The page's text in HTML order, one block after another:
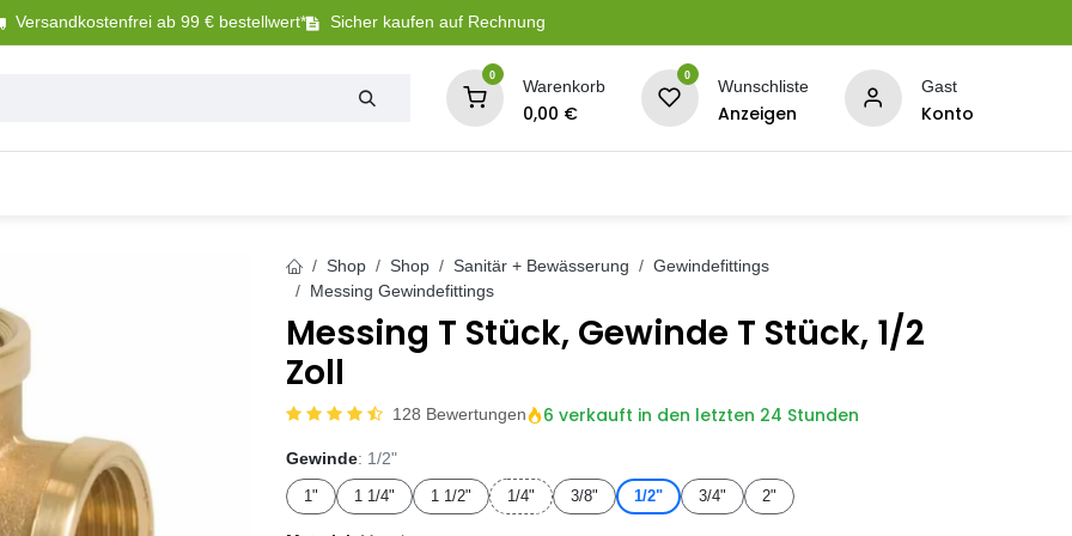
Versandkostenfrei ab 99 € bestellwert* Sicher kaufen auf Rechnung
0
Warenkorb
0,00 €
0
Wunschliste
Anzeigen
Gast
Konto
Shop Shop Sanitär + Bewässerung
Gewindefittings
Messing Gewindefittings
Messing T Stück, Gewinde T Stück, 1/2
Zoll
128 Bewertungen 6 verkauft in den letzten 24 Stunden
Gewinde: 1/2"
1" 1 1/4" 1 1/2" 1/4" 3/8" 1/2" 3/4" 2"